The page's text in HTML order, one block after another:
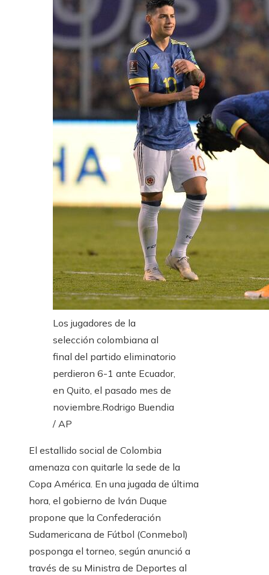
Los jugadores de la
selección colombiana al
final del partido eliminatorio
perdieron 6-1 ante Ecuador,
en Quito, el pasado mes de
noviembre.Rodrigo Buendia
/ AP
El estallido social de Colombia
amenaza con quitarle la sede de la
Copa América. En una jugada de última
hora, el gobierno de Iván Duque
propone que la Confederación
Sudamericana de Fútbol (Conmebol)
posponga el torneo, según anunció a
través de su Ministra de Deportes al